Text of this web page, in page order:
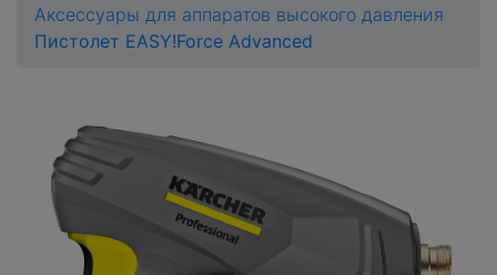
Аксессуары для аппаратов высокого давления
Пистолет EASY!Force Advanced